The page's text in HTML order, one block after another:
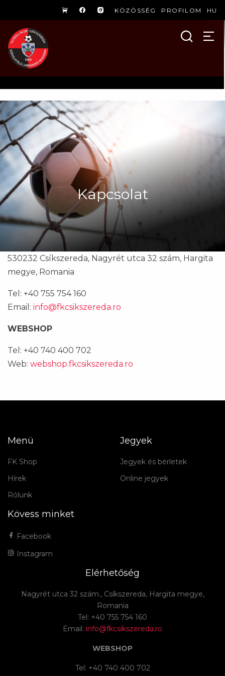
KÖZÖSSÉG PROFILOM HU
Kapcsolat
530232 Csíkszereda, Nagyrét utca 32 szám, Hargita
megye, Romania
Tel: +40 755 754 160
Email: info@fkcsikszereda.ro
WEBSHOP
Tel: +40 740 400 702
Web: webshop.fkcsikszereda.ro
Menü
FK Shop
Hírek
Rólunk
Jegyek
Jegyek és bérletek
Online jegyek
Kövess minket
Facebook
Instagram
Elérhetőség
Nagyrét utca 32 szám., Csíkszereda, Hargita megye,
Romania
Tel: +40 755 754 160
Email: info@fkcsikszereda.ro
WEBSHOP
Tel: +40 740 400 702